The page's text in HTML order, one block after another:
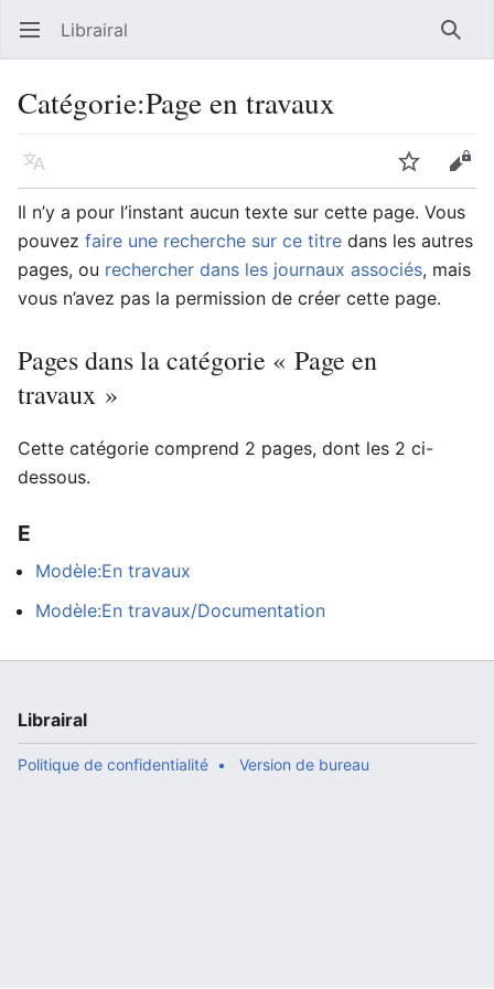
Ouvrir le menu principal Librairal
Catégorie:Page en travaux
Langue Suivre
Il n’y a pour l’instant aucun texte sur cette page. Vous
pouvez faire une recherche sur ce titre dans les autres
pages, ou rechercher dans les journaux associés, mais
vous n’avez pas la permission de créer cette page.
Pages dans la catégorie « Page en
travaux »
Cette catégorie comprend 2 pages, dont les 2 ci-
dessous.
E
Modèle:En travaux
Modèle:En travaux/Documentation
Librairal
Politique de confidentialité Version de bureau